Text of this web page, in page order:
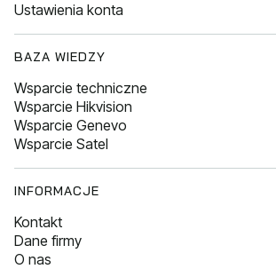
Ustawienia konta
BAZA WIEDZY
Wsparcie techniczne
Wsparcie Hikvision
Wsparcie Genevo
Wsparcie Satel
INFORMACJE
Kontakt
Dane firmy
O nas